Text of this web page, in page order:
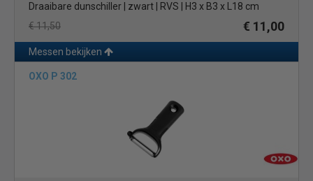
Draaibare dunschiller | zwart | RVS | H3 x B3 x L18 cm
€ 11,50
€ 11,00
Messen bekijken
OXO P 302